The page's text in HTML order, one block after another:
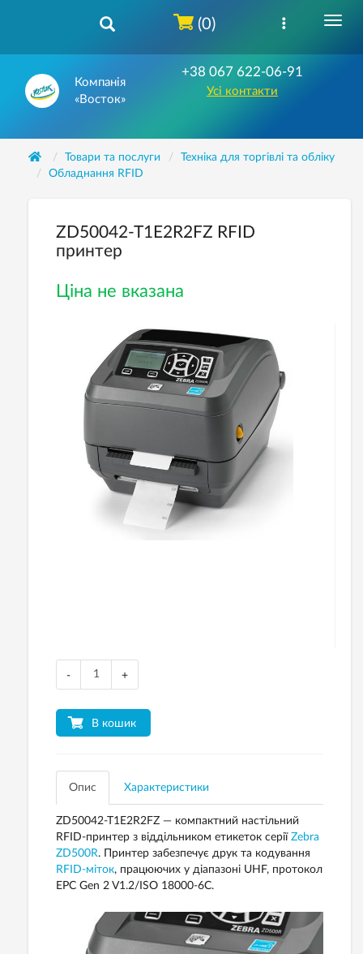
Компанія
«Восток»
+38 067 622-06-91
Усі контакти
(0)
Товари та послуги
Техніка для торгівлі та обліку
Обладнання RFID
ZD50042-T1E2R2FZ RFID
принтер
Ціна не вказана
- +
В кошик
Опис Характеристики
ZD50042-T1E2R2FZ — компактний настільний
RFID-принтер з віддільником етикеток серії Zebra
ZD500R. Принтер забезпечує друк та кодування
RFID-міток, працюючих у діапазоні UHF, протокол
EPC Gen 2 V1.2/ISO 18000-6C.